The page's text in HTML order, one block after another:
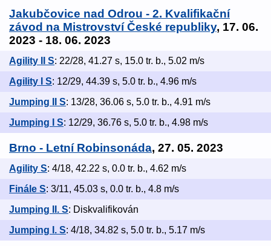
Jakubčovice nad Odrou - 2. Kvalifikační
závod na Mistrovství České republiky, 17. 06.
2023 - 18. 06. 2023
Agility II S: 22/28, 41.27 s, 15.0 tr. b., 5.02 m/s
Agility I S: 12/29, 44.39 s, 5.0 tr. b., 4.96 m/s
Jumping II S: 13/28, 36.06 s, 5.0 tr. b., 4.91 m/s
Jumping I S: 12/29, 36.76 s, 5.0 tr. b., 4.98 m/s
Brno - Letní Robinsonáda, 27. 05. 2023
Agility S: 4/18, 42.22 s, 0.0 tr. b., 4.62 m/s
Finále S: 3/11, 45.03 s, 0.0 tr. b., 4.8 m/s
Jumping II. S: Diskvalifikován
Jumping I. S: 4/18, 34.82 s, 5.0 tr. b., 5.17 m/s